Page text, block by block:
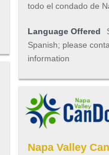
todo el condado de
Language Offered
Spanish; please
information
Napa Valley